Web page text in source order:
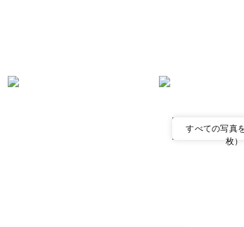
すべての写真
枚）